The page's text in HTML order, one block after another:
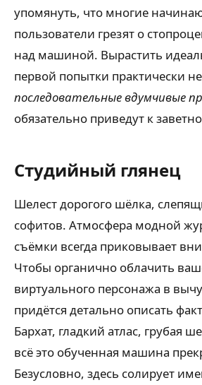
упомянуть, что многие
пользователи грезят о
над машиной. Вырастить
первой попытки практически
последовательные вдумчивые
обязательно приведут к
Студийный глянец
Шелест дорогого шёлка,
софитов. Атмосфера модной
съёмки всегда приковывает
Чтобы органично облачить
виртуального персонажа в
придётся детально описать
Бархат, гладкий атлас, грубая
всё это обученная машина
Безусловно, здесь солирует